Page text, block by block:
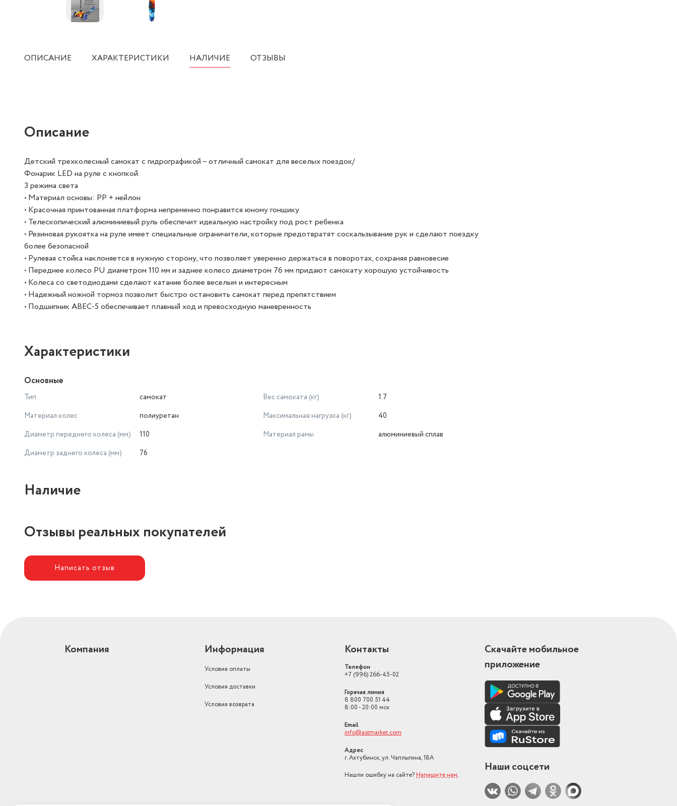
ОПИСАНИЕ ХАРАКТЕРИСТИКИ НАЛИЧИЕ ОТЗЫВЫ
Описание
Детский трехколесный самокат с гидрографикой – отличный самокат для веселых поездок/
Фонарик LED на руле с кнопкой.
3 режима света
• Материал основы: PP + нейлон
• Красочная принтованная платформа непременно понравится юному гонщику
• Телескопический алюминиевый руль обеспечит идеальную настройку под рост ребенка
• Резиновая рукоятка на руле имеет специальные ограничители, которые предотвратят соскальзывание рук и сделают поездку
более безопасной
• Рулевая стойка наклоняется в нужную сторону, что позволяет уверенно держаться в поворотах, сохраняя равновесие
• Переднее колесо PU диаметром 110 мм и заднее колесо диаметром 76 мм придают самокату хорошую устойчивость
• Колеса со светодиодами сделают катание более веселым и интересным
• Надежный ножной тормоз позволит быстро остановить самокат перед препятствием
• Подшипник ABEC-5 обеспечивает плавный ход и превосходную маневренность
Характеристики
Основные
Тип
самокат
Материал колес
полиуретан
Диаметр переднего колеса (мм)
110
Диаметр заднего колеса (мм)
76
Вес самоката (кг)
1.7
Максимальная нагрузка (кг)
40
Материал рамы
алюминиевый сплав
Наличие
Отзывы реальных покупателей
Написать отзыв
Компания Информация
Условия оплаты
Условия доставки
Условия возврата
Контакты
Телефон
+7 (996) 266-45-02
Горячая линия
8 800 700 51 44
8:00 - 20:00 мск
Email
info@astmarket.com
Адрес
г. Ахтубинск, ул. Чаплыгина, 18А
Нашли ошибку на сайте? Напишите нам.
Скачайте мобильное
приложение
Наши соцсети